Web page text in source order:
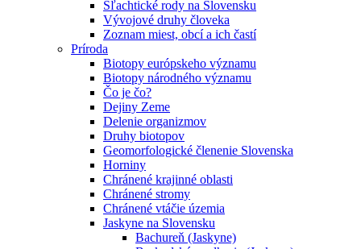
Šľachtické rody na Slovensku
Vývojové druhy človeka
Zoznam miest, obcí a ich častí
Príroda
Biotopy európskeho významu
Biotopy národného významu
Čo je čo?
Dejiny Zeme
Delenie organizmov
Druhy biotopov
Geomorfologické členenie Slovenska
Horniny
Chránené krajinné oblasti
Chránené stromy
Chránené vtáčie územia
Jaskyne na Slovensku
Bachureň (Jaskyne)